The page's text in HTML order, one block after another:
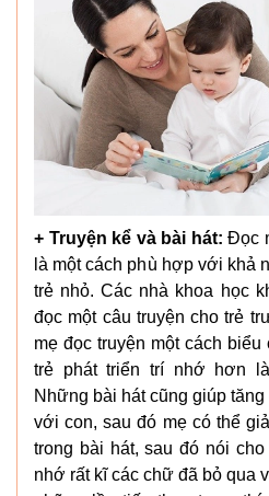
+ Truyện kể và bài hát: Đọc
là một cách phù hợp với khả
trẻ nhỏ. Các nhà khoa học
đọc một câu truyện cho trẻ
mẹ đọc truyện một cách
trẻ phát triển trí nhớ hơn
Những bài hát cũng giúp
với con, sau đó mẹ có thể
trong bài hát, sau đó nói
nhớ rất kĩ các chữ đã bỏ qua